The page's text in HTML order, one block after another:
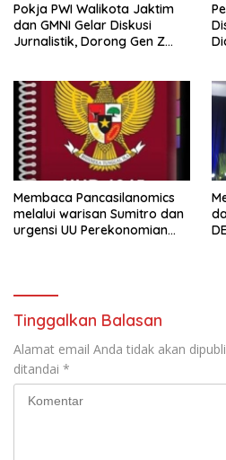
Pokja PWI Walikota Jaktim
dan GMNI Gelar Diskusi
Jurnalistik, Dorong Gen Z
Membaca Pancasilanomics
melalui warisan Sumitro dan
urgensi UU Perekonomian
Tinggalkan Balasan
Alamat email Anda tidak akan
ditandai *